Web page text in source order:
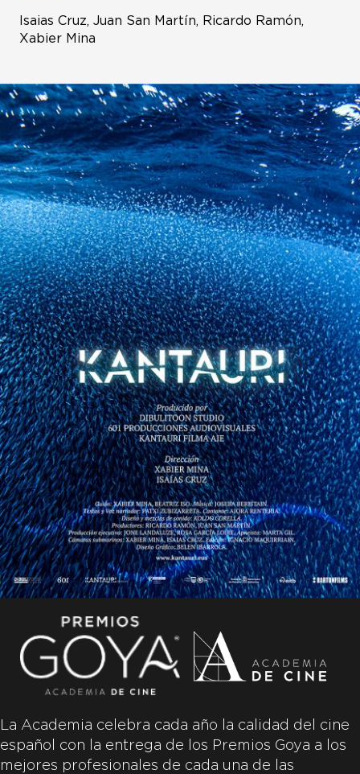
Isaias Cruz, Juan San Martín, Ricardo Ramón,
Xabier Mina
La Academia celebra cada año la calidad del cine
español con la entrega de los Premios Goya a los
mejores profesionales de cada una de las